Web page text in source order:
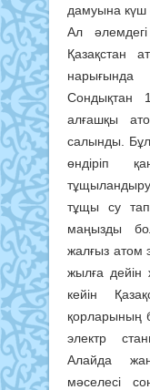
дамуына күш
Ал
Қазақстан
Сондықтан
алғашқы
салынды. Бұл
өндіріп
тұщы су
маңызды
жалғыз атом
жылға дейін
кейін
қорларының
электр
Алайда
мәселесі